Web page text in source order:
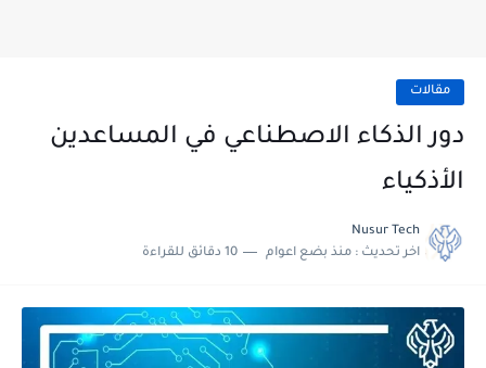
مقالات
دور الذكاء الاصطناعي في المساعدين
الأذكياء
Nusur Tech
اخر تحديث : منذ بضع اعوام 10 دقائق للقراءة